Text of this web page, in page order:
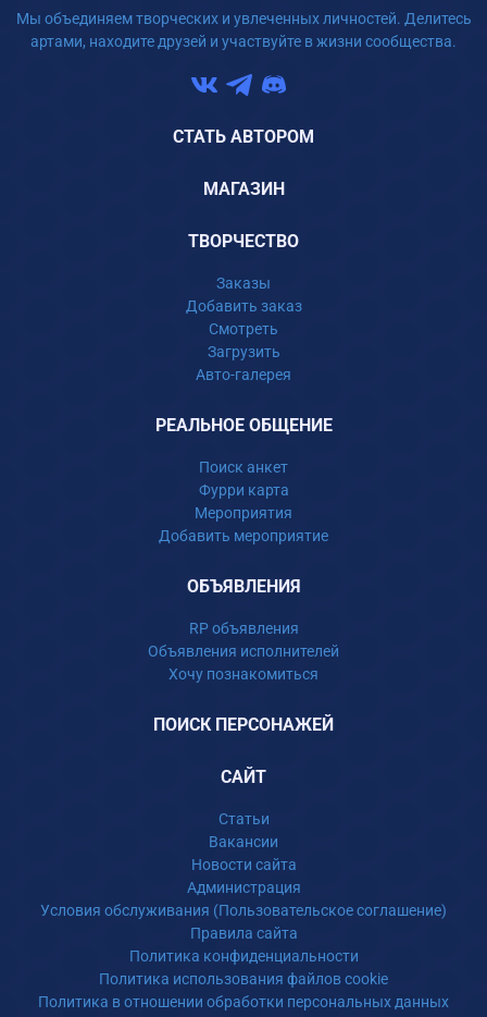
Мы объединяем творческих и увлеченных личностей. Делитесь
артами, находите друзей и участвуйте в жизни сообщества.
СТАТЬ АВТОРОМ
МАГАЗИН
ТВОРЧЕСТВО
Заказы
Добавить заказ
Смотреть
Загрузить
Авто-галерея
РЕАЛЬНОЕ ОБЩЕНИЕ
Поиск анкет
Фурри карта
Мероприятия
Добавить мероприятие
ОБЪЯВЛЕНИЯ
RP объявления
Объявления исполнителей
Хочу познакомиться
ПОИСК ПЕРСОНАЖЕЙ
САЙТ
Статьи
Вакансии
Новости сайта
Администрация
Условия обслуживания (Пользовательское соглашение)
Правила сайта
Политика конфиденциальности
Политика использования файлов cookie
Политика в отношении обработки персональных данных